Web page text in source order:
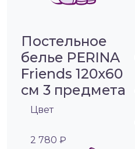
Постельное
белье PERINA
Friends 120х60
см 3 предмета
Цвет
2 780 ₽